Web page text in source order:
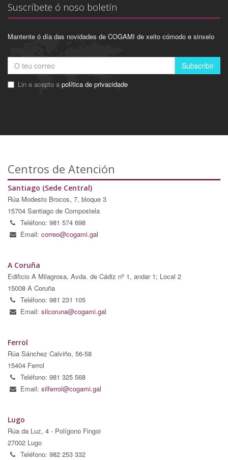
Suscríbete ó noso boletín
Mantente ó día das novidades de COGAMI de xeito cómodo e sinxelo
Subscribir
Lin e acepto a política de privacidade
Centros de Atención
Santiago (Sede Central)
Rúa Modesto Brocos, 7, bloque 3
15704 Santiago de Compostela
Teléfono: 981 574 698
Email: correo@cogami.gal
A Coruña
Edificio A Milagrosa, Avda. de Cádiz nº 1, andar 1; Local 2
15008 A Coruña
Teléfono: 981 231 105
Email: silcoruna@cogami.gal
Ferrol
Rúa Sánchez Calviño, 56-58
15404 Ferrol
Teléfono: 981 325 568
Email: silferrol@cogami.gal
Lugo
Rúa da Luz, 4 - Polígono Fingoi
27002 Lugo
Teléfono: 982 253 332